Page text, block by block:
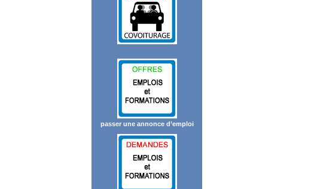
passer une annonce d’emploi